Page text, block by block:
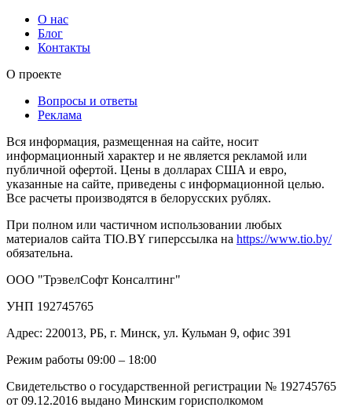
О нас
Блог
Контакты
О проекте
Вопросы и ответы
Реклама
Вся информация, размещенная на сайте, носит
информационный характер и не является рекламой или
публичной офертой. Цены в долларах США и евро,
указанные на сайте, приведены с информационной целью.
Все расчеты производятся в белорусских рублях.
При полном или частичном использовании любых
материалов сайта TIO.BY гиперссылка на https://www.tio.by/
обязательна.
ООО "ТрэвелСофт Консалтинг"
УНП 192745765
Адрес: 220013, РБ, г. Минск, ул. Кульман 9, офис 391
Режим работы 09:00 – 18:00
Свидетельство о государственной регистрации № 192745765
от 09.12.2016 выдано Минским горисполкомом